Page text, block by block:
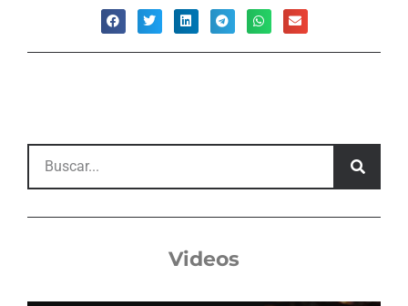
Videos